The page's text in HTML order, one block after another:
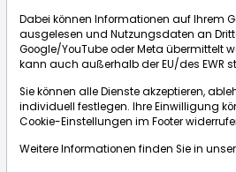
Börse:
Dabei können Informationen auf Ihrem
ausgelesen und Nutzungsdaten an
Google/YouTube oder Meta übermittelt
kann auch außerhalb der EU/des EWR
Sie können alle Dienste akzeptieren,
individuell festlegen. Ihre Einwilligung
Cookie-Einstellungen im Footer
Weitere Informationen finden Sie in